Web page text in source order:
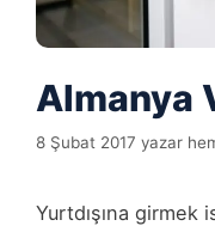
Almanya
8 Şubat 2017 yazar
Yurtdışına girmek